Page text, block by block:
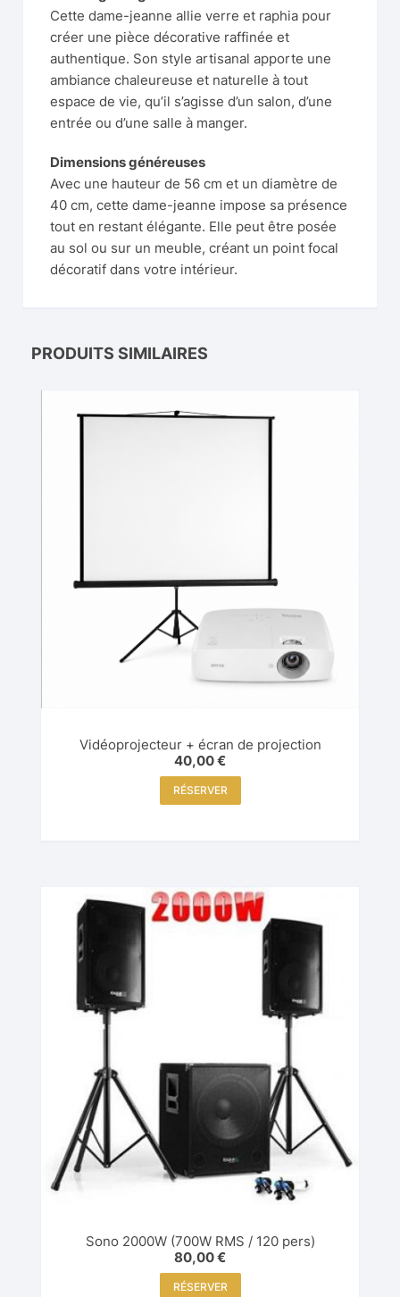
Cette dame-jeanne allie verre et raphia pour
créer une pièce décorative raffinée et
authentique. Son style artisanal apporte une
ambiance chaleureuse et naturelle à tout
espace de vie, qu’il s’agisse d’un salon, d’une
entrée ou d’une salle à manger.
Dimensions généreuses
Avec une hauteur de 56 cm et un diamètre de
40 cm, cette dame-jeanne impose sa présence
tout en restant élégante. Elle peut être posée
au sol ou sur un meuble, créant un point focal
décoratif dans votre intérieur.
PRODUITS SIMILAIRES
Vidéoprojecteur + écran de projection
40,00€
RÉSERVER
Sono 2000W (700W RMS / 120 pers)
80,00€
RÉSERVER